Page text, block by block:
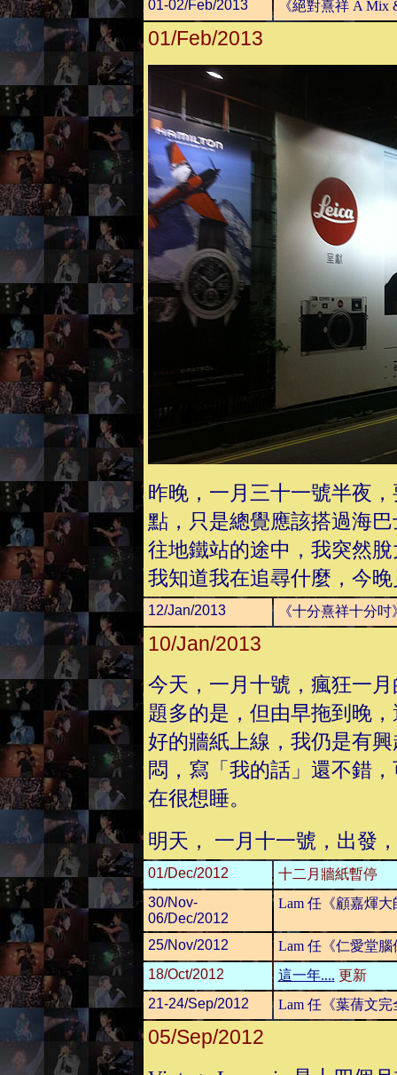
01-02/Feb/2013 《絕對熹祥 A Mix
01/Feb/2013
昨晚，一月三十一號半夜
點，只是總覺應該搭過海
往地鐵站的途中，我突然
我知道我在追尋什麼，今晚
12/Jan/2013 《十分熹祥十分
10/Jan/2013
今天，一月十號，瘋狂一
題多的是，但由早拖到晚
好的牆紙上線，我仍是有
悶，寫「我的話」還不錯
在很想睡。
明天， 一月十一號，出發
01/Dec/2012
十二月牆紙暫停
30/Nov-
06/Dec/2012
Lam 任《顧嘉煇
25/Nov/2012
Lam 任《仁愛堂
18/Oct/2012
這一年.... 更新
21-24/Sep/2012
Lam 任《葉蒨文
05/Sep/2012